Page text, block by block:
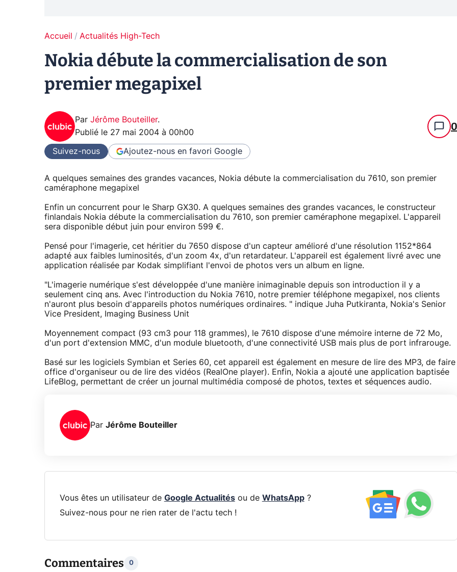
Accueil Actualités High-Tech
Nokia débute la commercialisation de son
premier megapixel
Par Jérôme Bouteiller.
Publié le 27 mai 2004 à 00h00 0
Suivez-nous Ajoutez-nous en favori Google
A quelques semaines des grandes vacances, Nokia débute la commercialisation du 7610, son premier
caméraphone megapixel
Enfin un concurrent pour le Sharp GX30. A quelques semaines des grandes vacances, le constructeur
finlandais Nokia débute la commercialisation du 7610, son premier caméraphone megapixel. L'appareil
sera disponible début juin pour environ 599 €.
Pensé pour l'imagerie, cet héritier du 7650 dispose d'un capteur amélioré d'une résolution 1152*864
adapté aux faibles luminosités, d'un zoom 4x, d'un retardateur. L'appareil est également livré avec une
application réalisée par Kodak simplifiant l'envoi de photos vers un album en ligne.
"L'imagerie numérique s'est développée d'une manière inimaginable depuis son introduction il y a
seulement cinq ans. Avec l'introduction du Nokia 7610, notre premier téléphone megapixel, nos clients
n'auront plus besoin d'appareils photos numériques ordinaires. " indique Juha Putkiranta, Nokia's Senior
Vice President, Imaging Business Unit
Moyennement compact (93 cm3 pour 118 grammes), le 7610 dispose d'une mémoire interne de 72 Mo,
d'un port d'extension MMC, d'un module bluetooth, d'une connectivité USB mais plus de port infrarouge.
Basé sur les logiciels Symbian et Series 60, cet appareil est également en mesure de lire des MP3, de faire
office d'organiseur ou de lire des vidéos (RealOne player). Enfin, Nokia a ajouté une application baptisée
LifeBlog, permettant de créer un journal multimédia composé de photos, textes et séquences audio.
Par Jérôme Bouteiller
Vous êtes un utilisateur de Google Actualitésou de WhatsApp?
Suivez-nous pour ne rien rater de l'actu tech !
Commentaires 0